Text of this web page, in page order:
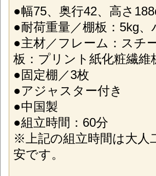
●幅75、奥行42、高さ
●耐荷重量／棚板：5kg
●主材／フレーム：スチ
板：プリント紙化粧繊維
●固定棚／3枚
●アジャスター付き
●中国製
●組立時間：60分
※上記の組立時間は大人
安です。